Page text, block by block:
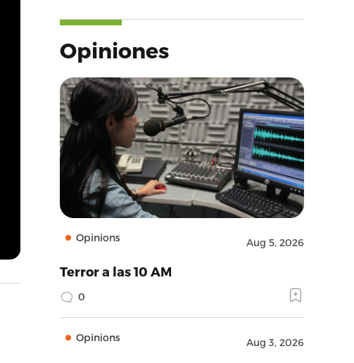
Opiniones
Opinions Aug 5, 2026
Terror a las 10 AM
0
Opinions Aug 3, 2026